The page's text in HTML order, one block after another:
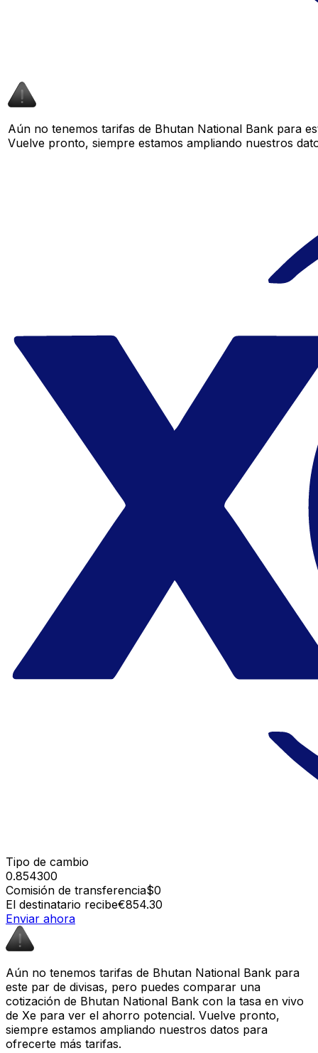
Aún no tenemos tarifas de Bhutan National Bank para
Vuelve pronto, siempre estamos ampliando nuestros
Tipo de cambio
0.854300
Comisión de transferencia$0
El destinatario recibe€854.30
Enviar ahora
Aún no tenemos tarifas de Bhutan National Bank para
este par de divisas, pero puedes comparar una
cotización de Bhutan National Bank con la tasa en vivo
de Xe para ver el ahorro potencial. Vuelve pronto,
siempre estamos ampliando nuestros datos para
ofrecerte más tarifas.